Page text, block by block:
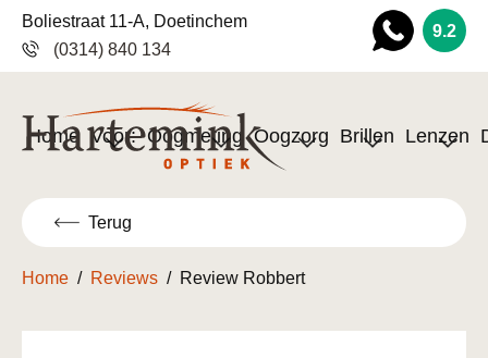
9.2
Boliestraat 11-A, Doetinchem
(0314) 840 134
Home Voor: Oogmeting Oogzorg Brillen Lenzen
Terug
Home / Reviews / Review Robbert